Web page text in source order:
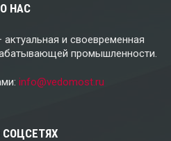
О НАС
и своевременная
промышленности.
info@vedomost.ru